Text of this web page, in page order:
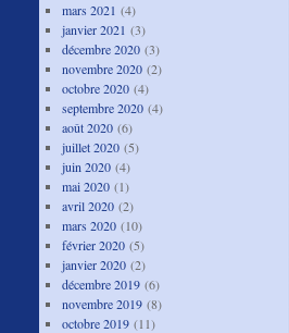
mars 2021 (4)
janvier 2021 (3)
décembre 2020(3)
novembre 2020(2)
octobre 2020(4)
septembre 2020(4)
août 2020(6)
juillet 2020(5)
juin 2020(4)
mai 2020(1)
avril 2020(2)
mars 2020(10)
février 2020(5)
janvier 2020(2)
décembre 2019(6)
novembre 2019(8)
octobre 2019(11)